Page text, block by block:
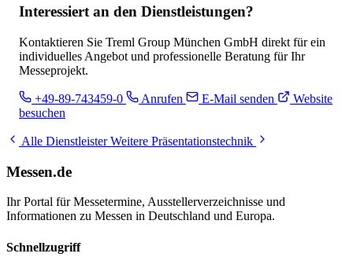
Interessiert an den Dienstleistungen?
Kontaktieren Sie Treml Group München GmbH direkt für ein
individuelles Angebot und professionelle Beratung für Ihr
Messeprojekt.
+49-89-743459-0 Anrufen E-Mail senden
Website
besuchen
Alle DienstleisterWeitere Präsentationstechnik
Messen.de
Ihr Portal für Messetermine, Ausstellerverzeichnisse und
Informationen zu Messen in Deutschland und Europa.
Schnellzugriff